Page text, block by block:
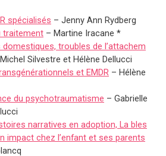
spécialisés – Jenny Ann Rydberg
traitement – Martine Iracane *
domestiques, troubles de l’attachem
Silvestre et Hélène Dellucci
et EMDR – Hélène
du psychotraumatisme – Gabrielle
narratives en adoption, La bles
impact chez l’enfant et ses parents